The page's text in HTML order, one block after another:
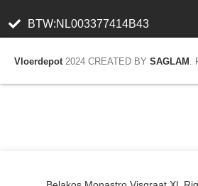
BTW:NL003377414B43
Vloerdepot 2024 CREATED BY SAGLAM